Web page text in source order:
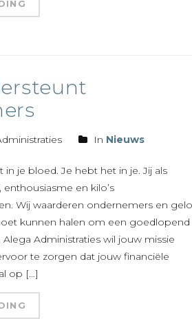
In Nieuws
in je bloed. Je hebt het in je. Jij als
en kilo’s
Wij waarderen ondernemers en
kunnen halen om een goedlopend
Administraties wil jouw missie
te zorgen dat jouw financiële
op […]